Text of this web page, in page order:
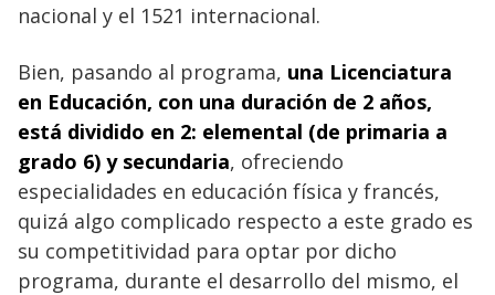
nacional y el 1521 internacional.
Bien, pasando al programa, una Licenciatura
en Educación, con una duración de 2 años,
está dividido en 2: elemental (de primaria a
grado 6) y secundaria, ofreciendo
especialidades en educación física y francés,
quizá algo complicado respecto a este grado es
su competitividad para optar por dicho
programa, durante el desarrollo del mismo, el